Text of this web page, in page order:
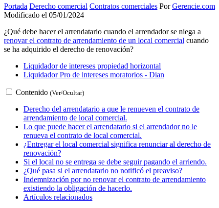
Portada Derecho comercial Contratos comerciales PorGerencie.com
Modificado el 05/01/2024
¿Qué debe hacer el arrendatario cuando el arrendador se niega a
renovar el contrato de arrendamiento de un local comercial cuando
se ha adquirido el derecho de renovación?
Liquidador de intereses propiedad horizontal
Liquidador Pro de intereses moratorios - Dian
Contenido (Ver/Ocultar)
Derecho del arrendatario a que le renueven el contrato de
arrendamiento de local comercial.
Lo que puede hacer el arrendatario si el arrendador no le
renueva el contrato de local comercial.
¿Entregar el local comercial significa renunciar al derecho de
renovación?
Si el local no se entrega se debe seguir pagando el arriendo.
¿Qué pasa si el arrendatario no notificó el preaviso?
Indemnización por no renovar el contrato de arrendamiento
existiendo la obligación de hacerlo.
Artículos relacionados